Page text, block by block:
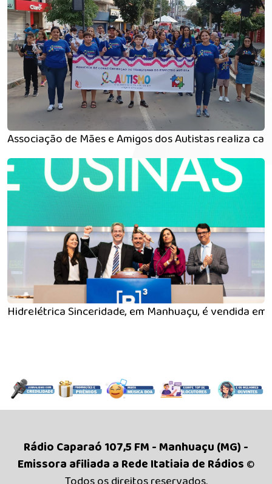
Associação de Mães e Amigos dos Autistas realiza
Hidrelétrica Sinceridade, em Manhuaçu, é vendida
Rádio Caparaó 107,5 FM - Manhuaçu (MG) -
Emissora afiliada a Rede Itatiaia de Rádios©